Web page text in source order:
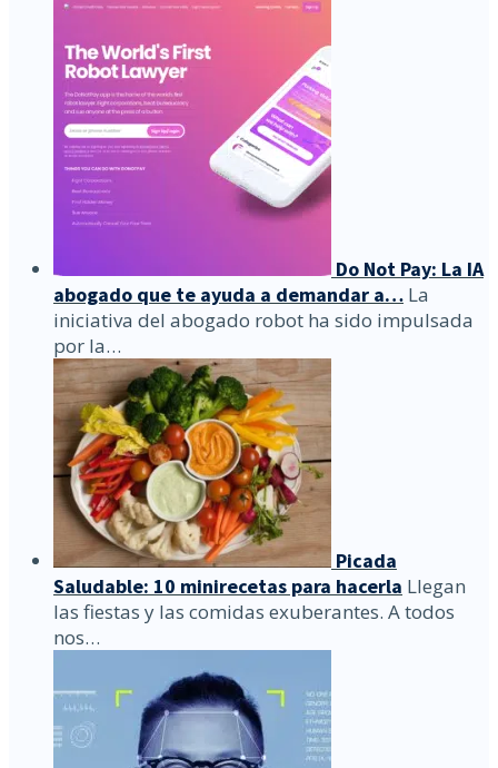
Do Not Pay: La IA
abogado que te ayuda a demandar a… La
iniciativa del abogado robot ha sido impulsada
por la…
Picada
Saludable: 10 minirecetas para hacerla Llegan
las fiestas y las comidas exuberantes. A todos
nos…